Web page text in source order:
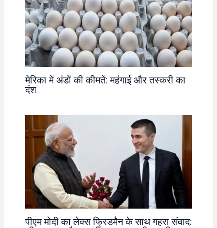
मेरिका में अंडों की कीमतें: महंगाई और तस्करी का
दंश
पीएम मोदी का लेक्स फ्रिडमैन के साथ गहरा संवाद: